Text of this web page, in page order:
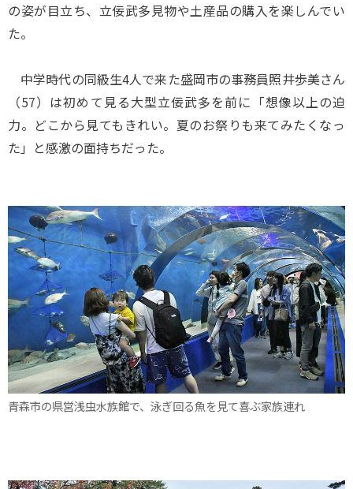
の姿が目立ち、立佞武多見物や土産品の購入を楽しんでい
た。
中学時代の同級生4人で来た盛岡市の事務員照井歩美さん
（57）は初めて見る大型立佞武多を前に「想像以上の迫
力。どこから見てもきれい。夏のお祭りも来てみたくなっ
た」と感激の面持ちだった。
青森市の県営浅虫水族館で、泳ぎ回る魚を見て喜ぶ家族連れ